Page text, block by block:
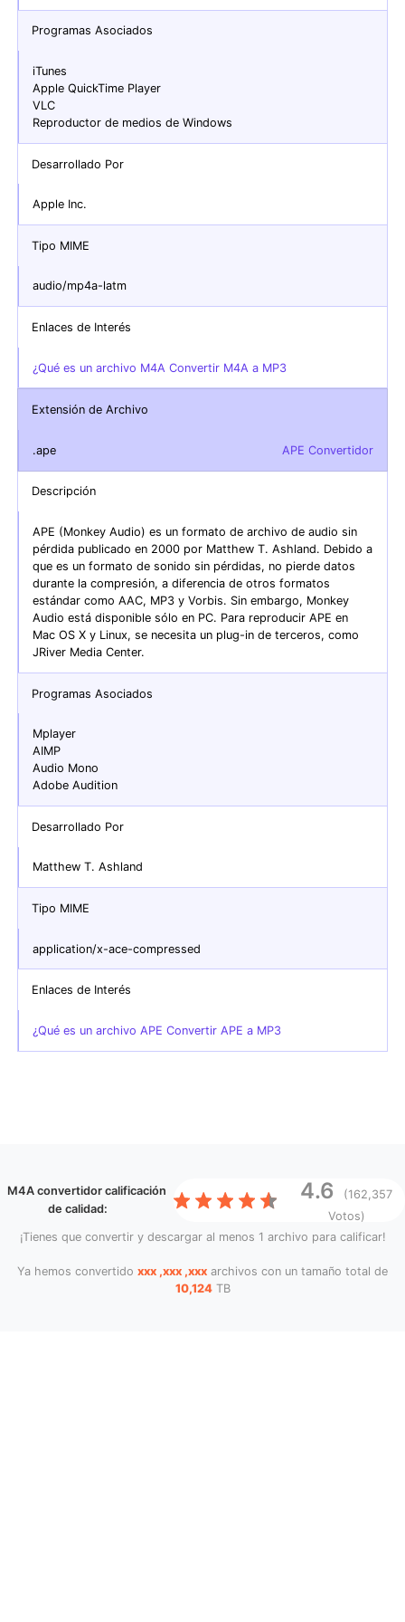
Programas Asociados
iTunes
Apple QuickTime Player
VLC
Reproductor de medios de Windows
Desarrollado Por
Apple Inc.
Tipo MIME
audio/mp4a-latm
Enlaces de Interés
¿Qué es un archivo M4A Convertir M4A a MP3
Extensión de Archivo
.ape APE Convertidor
Descripción
APE (Monkey Audio) es un formato de archivo de audio sin
pérdida publicado en 2000 por Matthew T. Ashland. Debido a
que es un formato de sonido sin pérdidas, no pierde datos
durante la compresión, a diferencia de otros formatos
estándar como AAC, MP3 y Vorbis. Sin embargo, Monkey
Audio está disponible sólo en PC. Para reproducir APE en
Mac OS X y Linux, se necesita un plug-in de terceros, como
JRiver Media Center.
Programas Asociados
Mplayer
AIMP
Audio Mono
Adobe Audition
Desarrollado Por
Matthew T. Ashland
Tipo MIME
application/x-ace-compressed
Enlaces de Interés
¿Qué es un archivo APE Convertir APE a MP3
M4A convertidorcalificación
de calidad:
4.6
(162,357
Votos)
¡Tienes que convertir y descargar al menos 1 archivo para calificar!
Ya hemos convertido xxx ,xxx ,xxx archivos con un tamaño total de
10,124TB